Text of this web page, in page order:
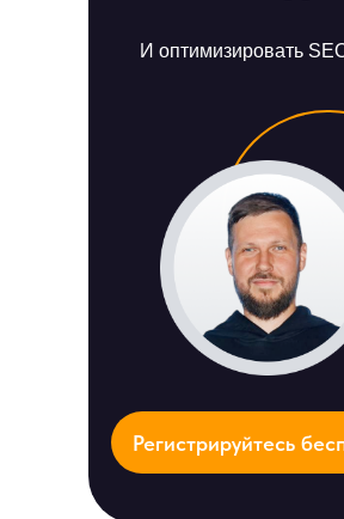
И оптимизировать
Регистрируйтесь